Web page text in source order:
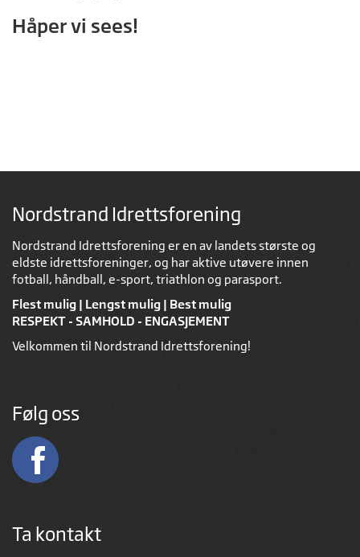
Håper vi sees!
Nordstrand Idrettsforening
Nordstrand Idrettsforening er en av landets største og
eldste idrettsforeninger, og har aktive utøvere innen
fotball, håndball, e-sport, triathlon og parasport.
Flest mulig | Lengst mulig | Best mulig
RESPEKT - SAMHOLD - ENGASJEMENT
Velkommen til Nordstrand Idrettsforening!
Følg oss
Ta kontakt